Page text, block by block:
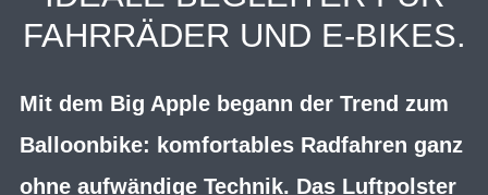
AHRRÄDER UND E-BIKES.
Mit dem Big Apple begann der Trend zum
Balloonbike: komfortables Radfahren ganz
ohne aufwändige Technik. Das Luftpolster